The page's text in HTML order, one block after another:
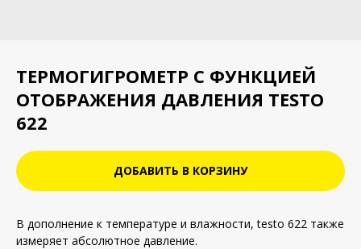
ТЕРМОГИГРОМЕТР С ФУНКЦИЕЙ
ОТОБРАЖЕНИЯ ДАВЛЕНИЯ TESTO
622
ДОБАВИТЬ В КОРЗИНУ
В дополнение к температуре и влажности, testo 622 также
измеряет абсолютное давление.